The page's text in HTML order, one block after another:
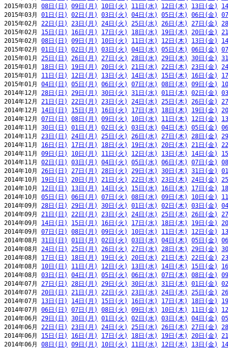
2015年03月 08日(日) 09日(月) 10日(火) 11日(水) 12日(木) 13日(金)
2015年03月 01日(日) 02日(月) 03日(火) 04日(水) 05日(木) 06日(金)
2015年02月 22日(日) 23日(月) 24日(火) 25日(水) 26日(木) 27日(金)
2015年02月 15日(日) 16日(月) 17日(火) 18日(水) 19日(木) 20日(金)
2015年02月 08日(日) 09日(月) 10日(火) 11日(水) 12日(木) 13日(金)
2015年02月 01日(日) 02日(月) 03日(火) 04日(水) 05日(木) 06日(金)
2015年01月 25日(日) 26日(月) 27日(火) 28日(水) 29日(木) 30日(金)
2015年01月 18日(日) 19日(月) 20日(火) 21日(水) 22日(木) 23日(金)
2015年01月 11日(日) 12日(月) 13日(火) 14日(水) 15日(木) 16日(金)
2015年01月 04日(日) 05日(月) 06日(火) 07日(水) 08日(木) 09日(金)
2014年12月 28日(日) 29日(月) 30日(火) 31日(水) 01日(木) 02日(金)
2014年12月 21日(日) 22日(月) 23日(火) 24日(水) 25日(木) 26日(金)
2014年12月 14日(日) 15日(月) 16日(火) 17日(水) 18日(木) 19日(金)
2014年12月 07日(日) 08日(月) 09日(火) 10日(水) 11日(木) 12日(金)
2014年11月 30日(日) 01日(月) 02日(火) 03日(水) 04日(木) 05日(金)
2014年11月 23日(日) 24日(月) 25日(火) 26日(水) 27日(木) 28日(金)
2014年11月 16日(日) 17日(月) 18日(火) 19日(水) 20日(木) 21日(金)
2014年11月 09日(日) 10日(月) 11日(火) 12日(水) 13日(木) 14日(金)
2014年11月 02日(日) 03日(月) 04日(火) 05日(水) 06日(木) 07日(金)
2014年10月 26日(日) 27日(月) 28日(火) 29日(水) 30日(木) 31日(金)
2014年10月 19日(日) 20日(月) 21日(火) 22日(水) 23日(木) 24日(金)
2014年10月 12日(日) 13日(月) 14日(火) 15日(水) 16日(木) 17日(金)
2014年10月 05日(日) 06日(月) 07日(火) 08日(水) 09日(木) 10日(金)
2014年09月 28日(日) 29日(月) 30日(火) 01日(水) 02日(木) 03日(金)
2014年09月 21日(日) 22日(月) 23日(火) 24日(水) 25日(木) 26日(金)
2014年09月 14日(日) 15日(月) 16日(火) 17日(水) 18日(木) 19日(金)
2014年09月 07日(日) 08日(月) 09日(火) 10日(水) 11日(木) 12日(金)
2014年08月 31日(日) 01日(月) 02日(火) 03日(水) 04日(木) 05日(金)
2014年08月 24日(日) 25日(月) 26日(火) 27日(水) 28日(木) 29日(金)
2014年08月 17日(日) 18日(月) 19日(火) 20日(水) 21日(木) 22日(金)
2014年08月 10日(日) 11日(月) 12日(火) 13日(水) 14日(木) 15日(金)
2014年08月 03日(日) 04日(月) 05日(火) 06日(水) 07日(木) 08日(金)
2014年07月 27日(日) 28日(月) 29日(火) 30日(水) 31日(木) 01日(金)
2014年07月 20日(日) 21日(月) 22日(火) 23日(水) 24日(木) 25日(金)
2014年07月 13日(日) 14日(月) 15日(火) 16日(水) 17日(木) 18日(金)
2014年07月 06日(日) 07日(月) 08日(火) 09日(水) 10日(木) 11日(金)
2014年06月 29日(日) 30日(月) 01日(火) 02日(水) 03日(木) 04日(金)
2014年06月 22日(日) 23日(月) 24日(火) 25日(水) 26日(木) 27日(金)
2014年06月 15日(日) 16日(月) 17日(火) 18日(水) 19日(木) 20日(金)
2014年06月 08日(日) 09日(月) 10日(火) 11日(水) 12日(木) 13日(金)